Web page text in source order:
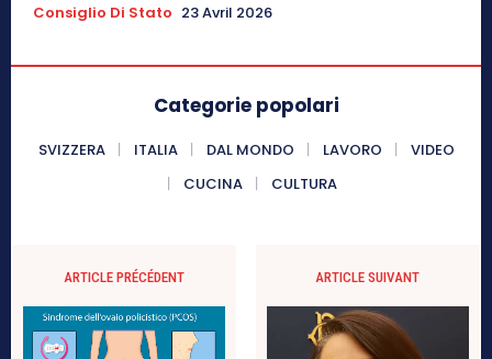
Consiglio Di Stato 23 Avril 2026
Categorie popolari
SVIZZERA ITALIA DAL MONDO LAVORO
VIDEO
CUCINA
CULTURA
ARTICLE PRÉCÉDENT ARTICLE SUIVANT